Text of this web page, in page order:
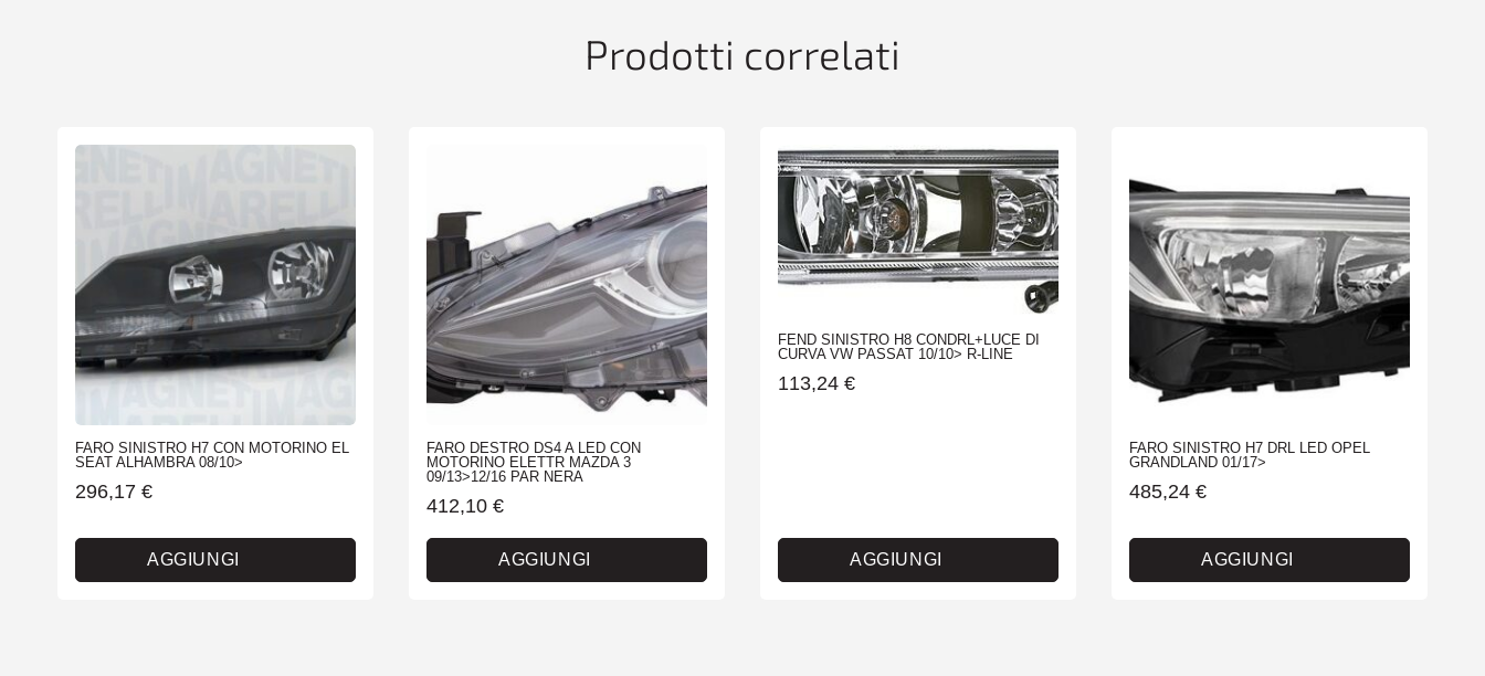
RANGE
ROVER
Prodotti correlati
FARO SINISTRO H7 CON MOTORINO EL
SEAT ALHAMBRA 08/10>
296,17 €
AGGIUNGI
FARO DESTRO DS4 A LED CON
MOTORINO ELETTR MAZDA 3
09/13>12/16 PAR NERA
412,10 €
AGGIUNGI
FEND SINISTRO H8 CONDRL+LUCE DI
CURVA VW PASSAT 10/10> R-LINE
113,24 €
AGGIUNGI
FARO SINISTRO H7 DRL LED OPEL
GRANDLAND 01/17>
485,24 €
AGGIUNGI